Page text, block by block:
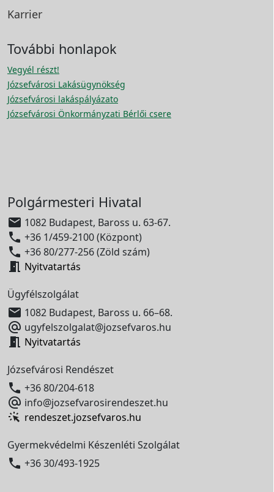
Karrier
További honlapok
Vegyél részt!
Józsefvárosi Lakásügynökség
Józsefvárosi lakáspályázato
Józsefvárosi Önkormányzati Bérlői csere
Polgármesteri Hivatal
 1082 Budapest, Baross u. 63-67.
 +36 1/459-2100 (Központ)
 +36 80/277-256 (Zöld szám)
 Nyitvatartás
Ügyfélszolgálat
 1082 Budapest, Baross u. 66–68.
 ugyfelszolgalat@jozsefvaros.hu
 Nyitvatartás
Józsefvárosi Rendészet
 +36 80/204-618
 info@jozsefvarosirendeszet.hu
rendeszet.jozsefvaros.hu
Gyermekvédelmi Készenléti Szolgálat
 +36 30/493-1925